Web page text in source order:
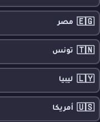
🇪🇬 مصر
🇹🇳 تونس
🇱🇾 ليبيا
🇺🇸 أمريكا